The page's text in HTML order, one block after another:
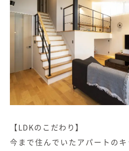
【LDKのこだわり】
今まで住んでいたアパートの